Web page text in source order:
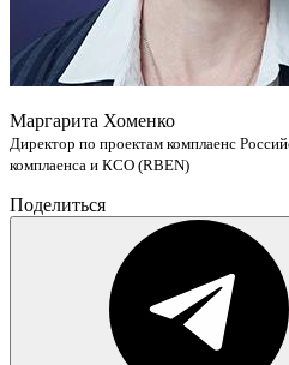
Маргарита Хоменко
Директор по проектам комплаенс
комплаенса и КСО (RBEN)
Поделиться